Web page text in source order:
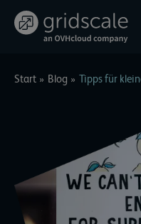
Inhalt
Start Blog Tipps für